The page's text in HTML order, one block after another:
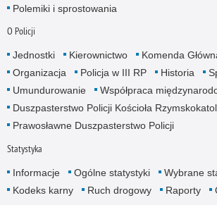
Polemiki i sprostowania
O Policji
Jednostki Kierownictwo
Komenda
Organizacja
Policja w III RP Historia
Umundurowanie
Współpraca
Duszpasterstwo Policji Kościoła
Prawosławne Duszpasterstwo Policji
Statystyka
Informacje Ogólne statystyki
Wybrane
Kodeks karny
Ruch drogowy Raporty